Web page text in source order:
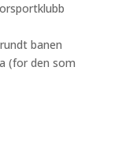
banen
(for den som